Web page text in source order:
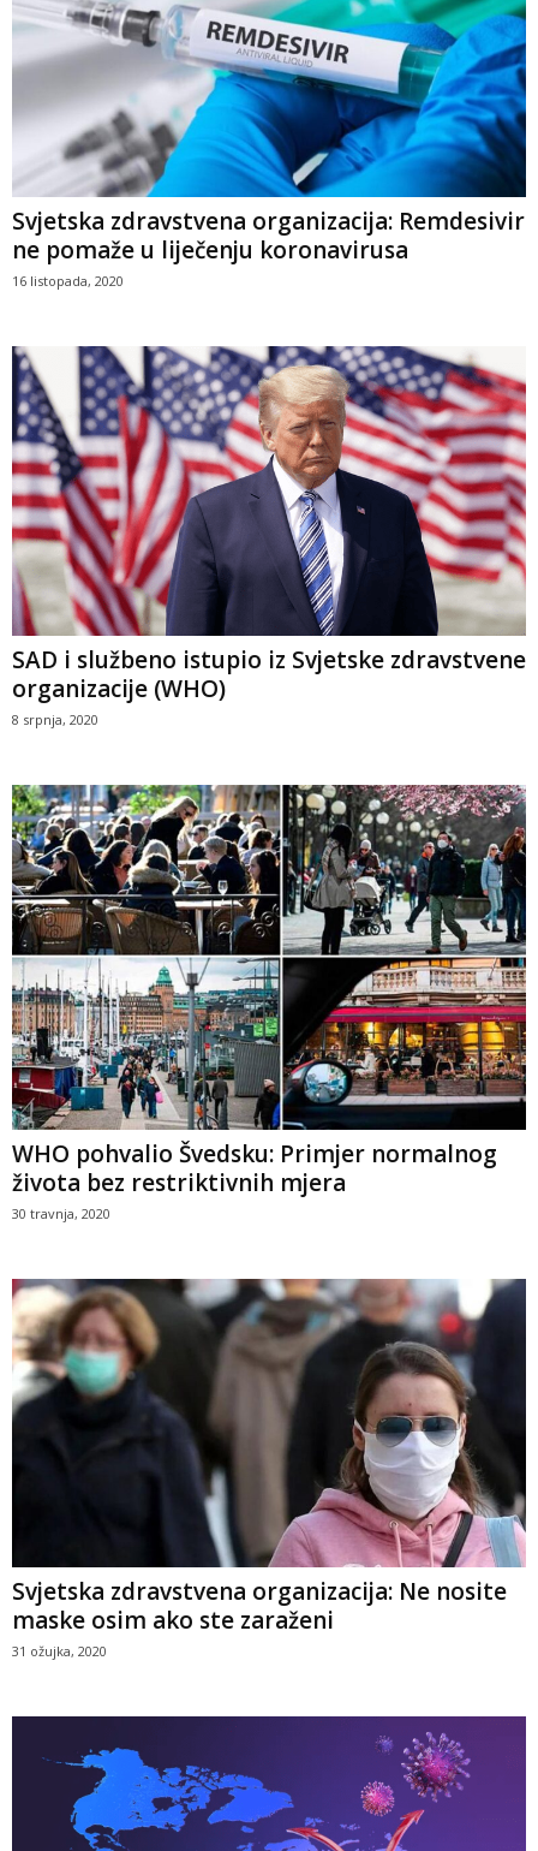
Svjetska zdravstvena organizacija: Remdesivir
ne pomaže u liječenju koronavirusa
16 listopada, 2020
SAD i službeno istupio iz Svjetske zdravstvene
organizacije (WHO)
8 srpnja, 2020
WHO pohvalio Švedsku: Primjer normalnog
života bez restriktivnih mjera
30 travnja, 2020
Svjetska zdravstvena organizacija: Ne nosite
maske osim ako ste zaraženi
31 ožujka, 2020